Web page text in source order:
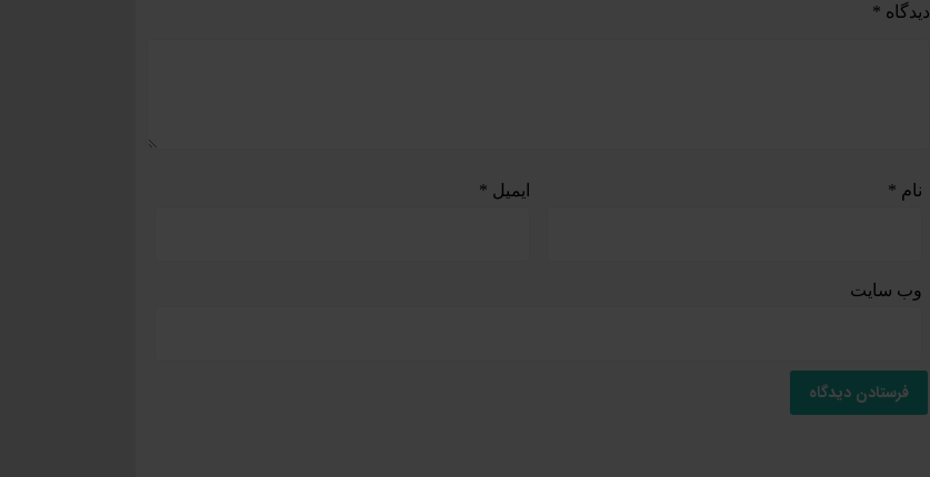
دیدگاه *
نام * ایمیل *
وب‌ سایت